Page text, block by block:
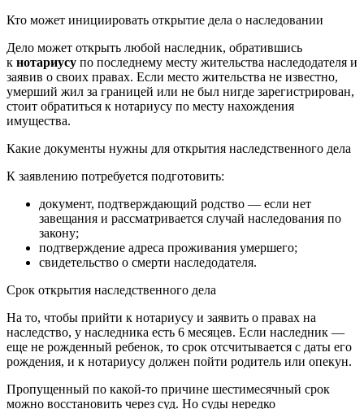
Кто может инициировать открытие дела о наследовании
Дело может открыть любой наследник, обратившись
к нотариусу по последнему месту жительства наследодателя и
заявив о своих правах. Если место жительства не известно,
умерший жил за границей или не был нигде зарегистрирован,
стоит обратиться к нотариусу по месту нахождения
имущества.
Какие документы нужны для открытия наследственного дела
К заявлению потребуется подготовить:
документ, подтверждающий родство — если нет
завещания и рассматривается случай наследования по
закону;
подтверждение адреса проживания умершего;
свидетельство о смерти наследодателя.
Срок открытия наследственного дела
На то, чтобы прийти к нотариусу и заявить о правах на
наследство, у наследника есть 6 месяцев. Если наследник —
еще не рожденный ребенок, то срок отсчитывается с даты его
рождения, и к нотариусу должен пойти родитель или опекун.
Пропущенный по какой-то причине шестимесячный срок
можно восстановить через суд. Но суды нередко